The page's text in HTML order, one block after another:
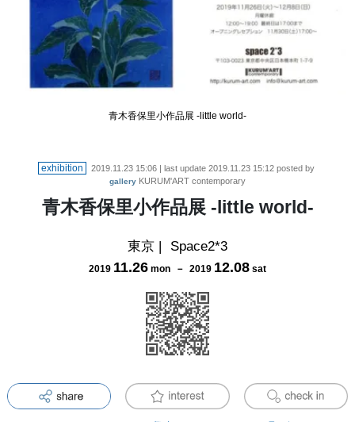
青木香保里小作品展 -little world-
exhibition 2019.11.23 15:06 | last update 2019.11.23 15:12 posted by
gallery KURUM'ART contemporary
青木香保里小作品展 -little world-
東京 | Space2*3
2019 11.26 mon － 2019 12.08 sat